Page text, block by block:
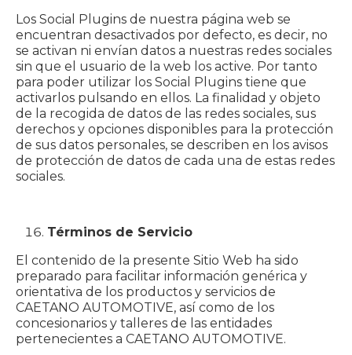
Los Social Plugins de nuestra página web se
encuentran desactivados por defecto, es decir, no
se activan ni envían datos a nuestras redes sociales
sin que el usuario de la web los active. Por tanto
para poder utilizar los Social Plugins tiene que
activarlos pulsando en ellos. La finalidad y objeto
de la recogida de datos de las redes sociales, sus
derechos y opciones disponibles para la protección
de sus datos personales, se describen en los avisos
de protección de datos de cada una de estas redes
sociales.
Términos de Servicio
El contenido de la presente Sitio Web ha sido
preparado para facilitar información genérica y
orientativa de los productos y servicios de
CAETANO AUTOMOTIVE, así como de los
concesionarios y talleres de las entidades
pertenecientes a CAETANO AUTOMOTIVE.